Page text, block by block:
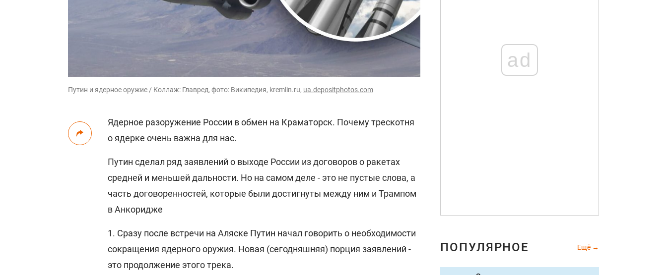
Путин и ядерное оружие / Коллаж: Главред, фото: Википедия, kremlin.ru, ua.depositphotos.com
Ядерное разоружение России в обмен на Краматорск. Почему трескотня
о ядерке очень важна для нас.
Путин сделал ряд заявлений о выходе России из договоров о ракетах
средней и меньшей дальности. Но на самом деле - это не пустые слова, а
часть договоренностей, которые были достигнуты между ним и Трампом
в Анкоридже
1. Сразу после встречи на Аляске Путин начал говорить о необходимости
сокращения ядерного оружия. Новая (сегодняшняя) порция заявлений -
это продолжение этого трека.
ad
ПОПУЛЯРНОЕ Ещё